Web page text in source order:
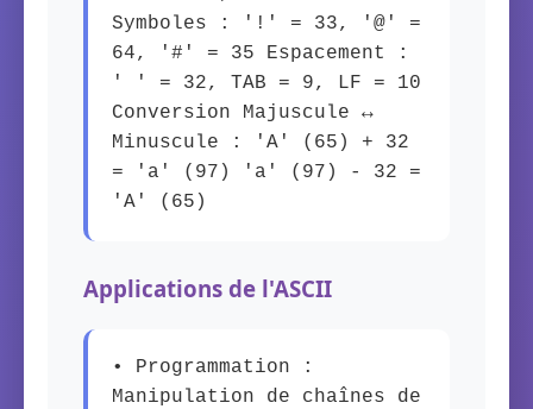
Symboles : '!' = 33, '@' =
64, '#' = 35 Espacement :
' ' = 32, TAB = 9, LF = 10
Conversion Majuscule ↔
Minuscule : 'A' (65) + 32
= 'a' (97) 'a' (97) - 32 =
'A' (65)
Applications de l'ASCII
• Programmation :
Manipulation de chaînes de